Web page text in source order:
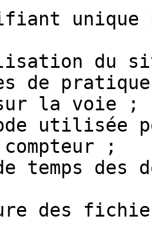
unique
du
de
la voie ;
utilisée
;
temps des
des